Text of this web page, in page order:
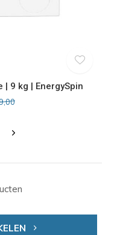
| 9 kg | EnergySpin